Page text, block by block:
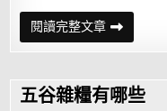
閱讀完整文章五
谷
為
中
醫
教
五谷雜糧有哪些